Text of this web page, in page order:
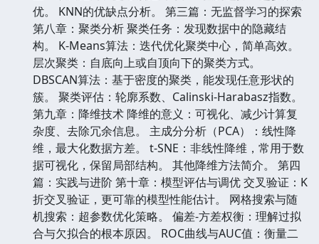
优。 KNN的优缺点分析。 第三篇：无监督学习的探索
第八章：聚类分析 聚类任务：发现数据中的隐藏结
构。 K-Means算法：迭代优化聚类中心，简单高效。
层次聚类：自底向上或自顶向下的聚类方式。
DBSCAN算法：基于密度的聚类，能发现任意形状的
簇。 聚类评估：轮廓系数、Calinski-Harabasz指数。
第九章：降维技术 降维的意义：可视化、减少计算复
杂度、去除冗余信息。 主成分分析（PCA）：线性降
维，最大化数据方差。 t-SNE：非线性降维，常用于数
据可视化，保留局部结构。 其他降维方法简介。 第四
篇：实践与进阶 第十章：模型评估与调优 交叉验证：K
折交叉验证，更可靠的模型性能估计。 网格搜索与随
机搜索：超参数优化策略。 偏差-方差权衡：理解过拟
合与欠拟合的根本原因。 ROC曲线与AUC值：衡量二